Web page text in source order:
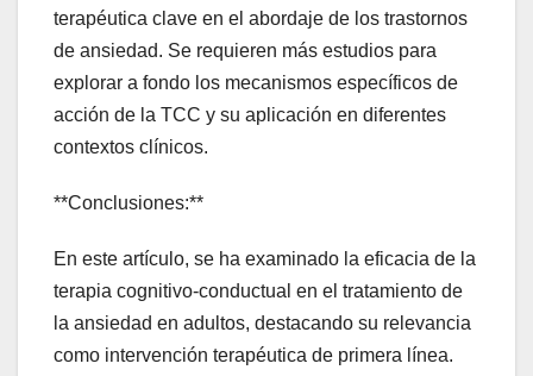
terapéutica clave en el abordaje de los trastornos
de ansiedad. Se requieren más estudios para
explorar a fondo los mecanismos específicos de
acción de la TCC y su aplicación en diferentes
contextos clínicos.
**Conclusiones:**
En este artículo, se ha examinado la eficacia de la
terapia cognitivo-conductual en el tratamiento de
la ansiedad en adultos, destacando su relevancia
como intervención terapéutica de primera línea.